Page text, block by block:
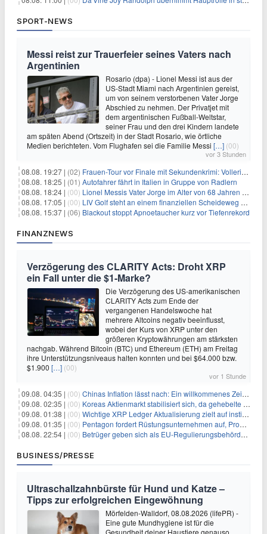
SPORT-NEWS
Messi reist zur Trauerfeier seines Vaters nach
Argentinien
Rosario (dpa) - Lionel Messi ist aus der
US-Stadt Miami nach Argentinien gereist,
um von seinem verstorbenen Vater Jorge
Abschied zu nehmen. Der Privatjet mit
dem argentinischen Fußball-Weltstar,
seiner Frau und den drei Kindern landete
am späten Abend (Ortszeit) in der Stadt Rosario, wie örtliche
Medien berichteten. Vom Flughafen sei die Familie Messi […] (00)
vor 3 Stunden
08.08. 19:27 | (02) Frauen-Tour vor Finale mit Sekundenkrimi: Vollering in Gelb
08.08. 18:25 | (01) Autofahrer fährt in Italien in Gruppe von Radlern
08.08. 18:24 | (00) Lionel Messis Vater Jorge im Alter von 68 Jahren gestorben
08.08. 17:05 | (00) LIV Golf steht an einem finanziellen Scheideweg auf der Suche nach neuen Investitionen
08.08. 15:37 | (06) Blackout stoppt Apnoetaucher kurz vor Tiefenrekord
FINANZNEWS
Verzögerung des CLARITY Acts: Droht XRP
ein Fall unter die $1-Marke?
Die Verzögerung des US-amerikanischen
CLARITY Acts zum Ende der
vergangenen Handelswoche hat
mehrere Altcoins negativ beeinflusst,
wobei der Kurs von XRP unter den
größeren Kryptowährungen am stärksten
nachgab. Während Bitcoin (BTC) und Ethereum (ETH) am Freitag
ihre Unterstützungsniveaus halten konnten und bei $64.000 bzw.
$1.900 […] (00)
vor 1 Stunde
09.08. 04:35 | (00) Chinas Inflation lässt nach: Ein willkommenes Zeichen für Investoren angesichts der Folgen des Öl-Schocks
09.08. 02:35 | (00) Koreas Aktienmarkt stabilisiert sich, da gehebelte Positionen abgebaut werden
09.08. 01:38 | (00) Wichtige XRP Ledger Aktualisierung zielt auf institutionelle Akzeptanz ab
09.08. 01:35 | (00) Pentagon fordert Rüstungsunternehmen auf, Produktion angesichts eskalierender globaler Spannungen zu steigern
08.08. 22:54 | (00) Betrüger geben sich als EU-Regulierungsbehörden aus, um Krypto-Nutzer nach MiCA-Deadline ins Visier zu nehmen
BUSINESS/PRESSE
Ultraschallzahnbürste für Hund und Katze –
Tipps zur erfolgreichen Eingewöhnung
Mörfelden-Walldorf, 08.08.2026 (lifePR) -
Eine gute Mundhygiene ist für die
Gesundheit deiner Haustiere genauso